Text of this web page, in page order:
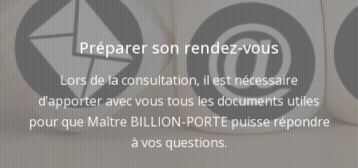
Préparer son rendez-vous
Lors de la consultation, il est nécessaire
d’apporter avec vous tous les documents utiles
pour que Maître BILLION-PORTE puisse répondre
à vos questions.